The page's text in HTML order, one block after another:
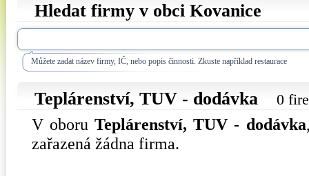
Hledat firmy v obci Kovanice
Můžete zadat název firmy, IČ, nebo popis činnosti. Zkuste například restaurace
Teplárenství, TUV - dodávka 0
V oboruTeplárenství, TUV - dodávka
zařazená žádna firma.